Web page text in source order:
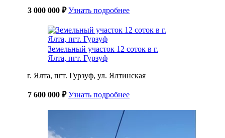
3 000 000 ₽ Узнать подробнее
Земельный участок 12 соток в г.
Ялта, пгт. Гурзуф
г. Ялта, пгт. Гурзуф, ул. Ялтинская
7 600 000 ₽ Узнать подробнее